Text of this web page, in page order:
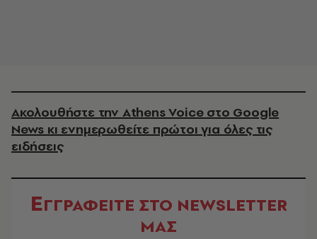
Ακολουθήστε την Athens Voice στο Google
News κι ενημερωθείτε πρώτοι για όλες τις
ειδήσεις
ΕΓΓΡΑΦΕΙΤΕ ΣΤΟ NEWSLETTER
ΜΑΣ